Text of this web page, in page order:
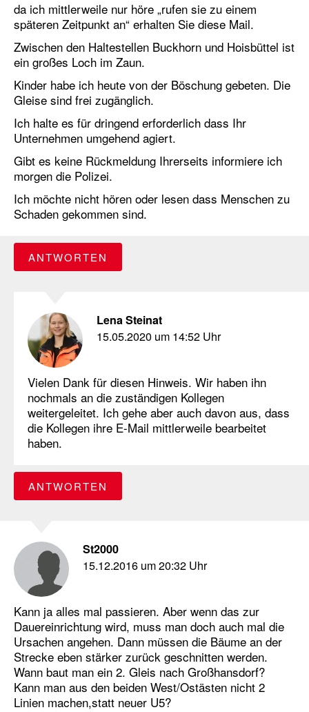
da ich mittlerweile nur höre „rufen sie zu einem
späteren Zeitpunkt an“ erhalten Sie diese Mail.
Zwischen den Haltestellen Buckhorn und Hoisbüttel ist
ein großes Loch im Zaun.
Kinder habe ich heute von der Böschung gebeten. Die
Gleise sind frei zugänglich.
Ich halte es für dringend erforderlich dass Ihr
Unternehmen umgehend agiert.
Gibt es keine Rückmeldung Ihrerseits informiere ich
morgen die Polizei.
Ich möchte nicht hören oder lesen dass Menschen zu
Schaden gekommen sind.
ANTWORTEN
Lena Steinat
15.05.2020 um 14:52 Uhr
Vielen Dank für diesen Hinweis. Wir haben ihn
nochmals an die zuständigen Kollegen
weitergeleitet. Ich gehe aber auch davon aus, dass
die Kollegen ihre E-Mail mittlerweile bearbeitet
haben.
ANTWORTEN
St2000
15.12.2016 um 20:32 Uhr
Kann ja alles mal passieren. Aber wenn das zur
Dauereinrichtung wird, muss man doch auch mal die
Ursachen angehen. Dann müssen die Bäume an der
Strecke eben stärker zurück geschnitten werden.
Wann baut man ein 2. Gleis nach Großhansdorf?
Kann man aus den beiden West/Ostästen nicht 2
Linien machen,statt neuer U5?